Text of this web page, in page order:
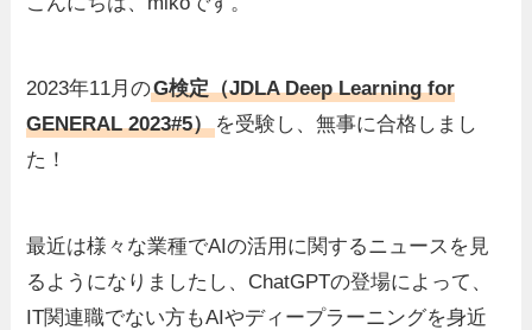
2023年11月のG検定（JDLA Deep Learning for
GENERAL 2023#5）を受験し、無事に合格しまし
た！
最近は様々な業種でAIの活用に関するニュースを見
るようになりましたし、ChatGPTの登場によって、
IT関連職でない方もAIやディープラーニングを身近